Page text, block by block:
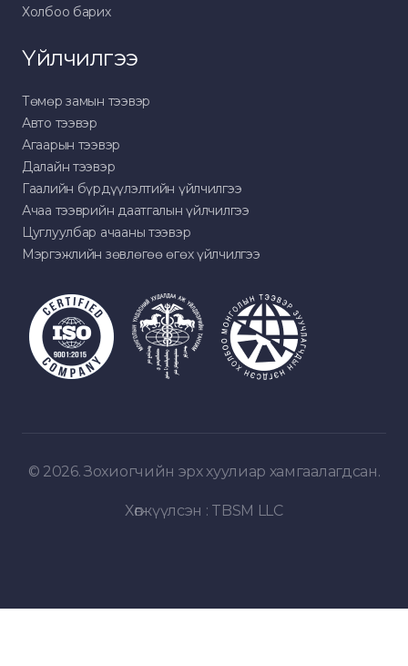
Холбоо барих
Үйлчилгээ
Төмөр замын тээвэр
Авто тээвэр
Агаарын тээвэр
Далайн тээвэр
Гаалийн бүрдүүлэлтийн үйлчилгээ
Ачаа тээврийн даатгалын үйлчилгээ
Цуглуулбар ачааны тээвэр
Мэргэжлийн зөвлөгөө өгөх үйлчилгээ
© 2026. Зохиогчийн эрх хуулиар хамгаалагдсан.
Хөгжүүлсэн : TBSM LLC